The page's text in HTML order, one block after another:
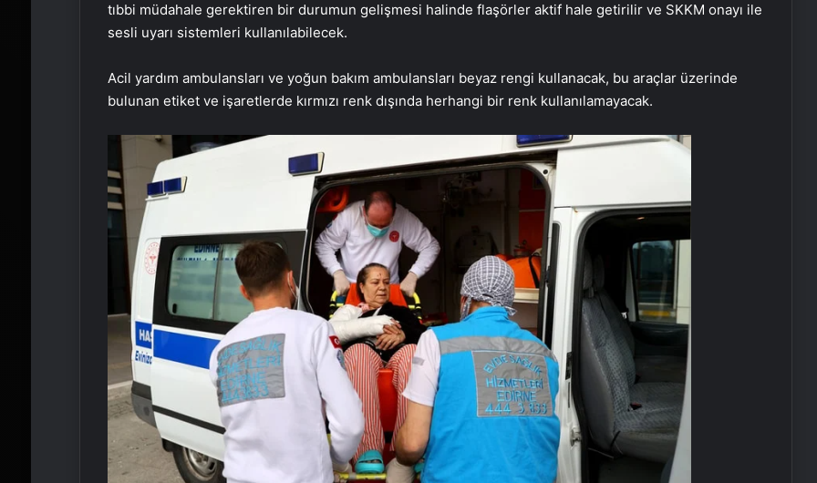
tıbbi müdahale gerektiren bir durumun gelişmesi halinde flaşörler aktif hale getirilir ve SKKM onayı ile
sesli uyarı sistemleri kullanılabilecek.
Acil yardım ambulansları ve yoğun bakım ambulansları beyaz rengi kullanacak, bu araçlar üzerinde
bulunan etiket ve işaretlerde kırmızı renk dışında herhangi bir renk kullanılamayacak.